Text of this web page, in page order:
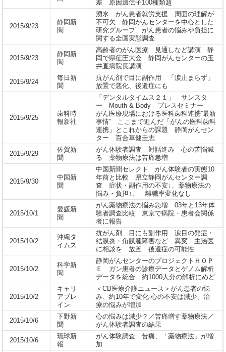
差 原因遺伝子100種類超
2015/9/23
静岡新
聞
湧水 がん患者就労支援 周囲の理解が
不可欠 静岡がんセンターを中心とした
研究グループ がん患者の悩みや負担に
関する全国実態調査
2015/9/23
静岡新
聞
高齢者のがん医療 見通しなど講演 静
岡で県征圧大会 静岡がんセンターの玉
井直病院長講演
2015/9/24
毎日新
聞
抗がん剤で目に副作用 「涙止まらず」
放置で悪化、後遺症にも
2015/9/25
歯科時
報新社
「デンタルタイムス２１」 サンスタ
ー Mouth & Body プレスセミナー
がん医療現場における医科歯科連携”最新
事情” ここまで進んだ「がんの医科歯科
連携」とこれからの課題 静岡がんセン
ター 百合草健圭志
2015/9/29
佐賀新
聞
がん体験者調査 対話進み 心の苦悩減
る 薬物療法は苦痛急増
2015/9/30
中国新
聞
中国新聞セレクト がん体験者の実態10
年前と比較 県立静岡がんセンター調
査 症状・副作用の不安↓、薬物療法の
悩み・負担↑、 離職率変化なし
2015/10/1
愛媛新
聞
がん薬物療法の悩み急増 03年と13年体
験者調査比較 東京で病院・患者会関係
者に報告
2015/10/2
沖縄タ
イムス
抗がん剤 目にも副作用 涙目の発症・
結膜炎・角膜腫障害など 異変 主治医
に相談を 放置 後遺症の可能性
2015/10/2
科学新
聞
静岡がんセンターのプロジェクトＨＯＰ
Ｅ ガン患者の診療データとゲノム解析
データを統合 約1000人分の解析にめど
2015/10/2
キャリ
アブレ
イン
＜CB医療介護ニュース＞がん患者の悩
み、約10年で変化-心の不安は減少、治
療の悩みが増加
2015/10/6
下野新
聞
心の悩みは減少？／苦痛増す薬物療法／
がん体験者調査の結果
2015/10/6
琉球新
報
がん体験調査 苦痛、「薬物療法」が増
加